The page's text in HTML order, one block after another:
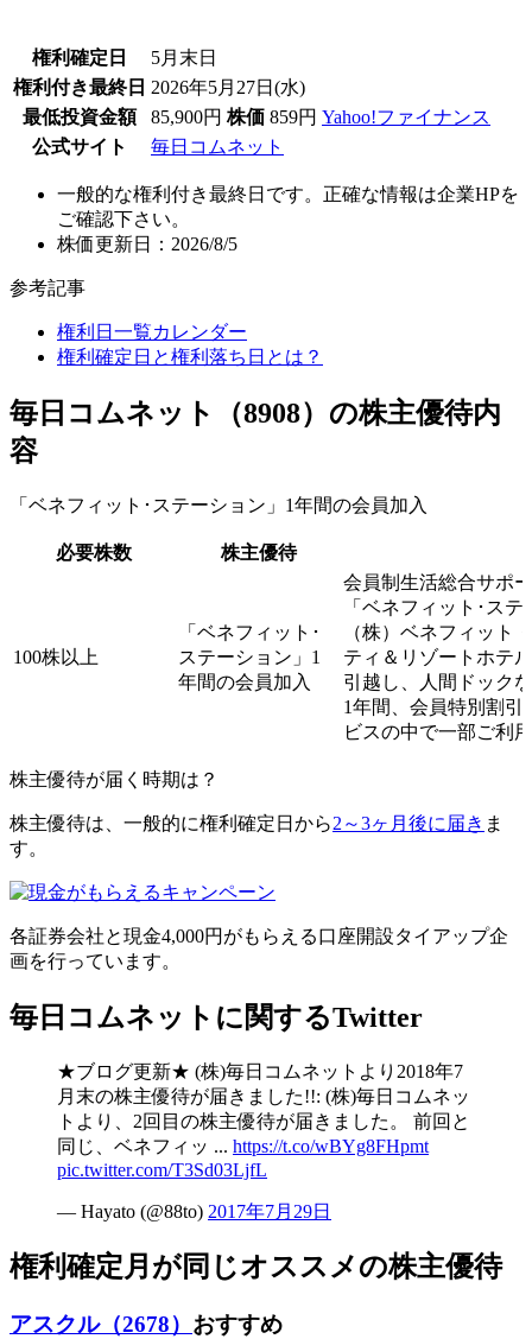
権利確定日
5月末日
権利付き最終日 2026年5月27日(水)
最低投資金額
85,900円 株価 859円 Yahoo!ファイナンス
公式サイト
毎日コムネット
一般的な権利付き最終日です。正確な情報は企業HPを
ご確認下さい。
株価更新日：2026/8/5
参考記事
権利日一覧カレンダー
権利確定日と権利落ち日とは？
毎日コムネット（8908）の株主優待内
容
「ベネフィット･ステーション」1年間の会員加入
必要株数 株主優待
100株以上
「ベネフィット･
ステーション」1
年間の会員加入
会員制生活総合サポ
「ベネフィット･ス
（株）ベネフィット
ティ＆リゾートホテ
引越し、人間ドック
1年間、会員特別割
ビスの中で一部ご利
株主優待が届く時期は？
株主優待は、一般的に権利確定日から2～3ヶ月後に届き ま
す。
各証券会社と現金4,000円がもらえる口座開設タイアップ企
画を行っています。
毎日コムネットに関するTwitter
★ブログ更新★ (株)毎日コムネットより2018年7
月末の株主優待が届きました!!: (株)毎日コムネッ
トより、2回目の株主優待が届きました。 前回と
同じ、ベネフィッ ... https://t.co/wBYg8FHpmt
pic.twitter.com/T3Sd03LjfL
— Hayato (@88to) 2017年7月29日
権利確定月が同じオススメの株主優待
アスクル（2678） おすすめ